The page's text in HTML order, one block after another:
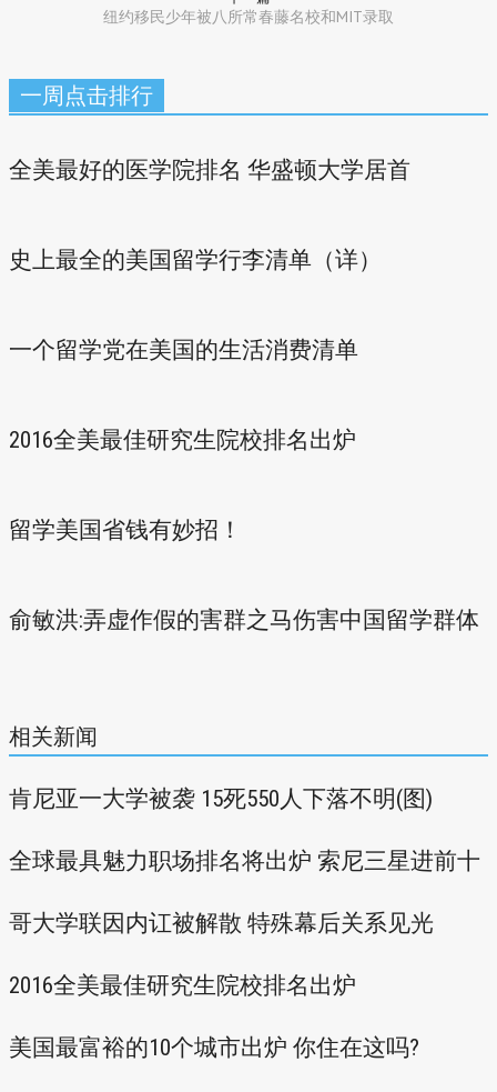
纽约移民少年被八所常春藤名校和MIT录取
一周点击排行
全美最好的医学院排名 华盛顿大学居首
史上最全的美国留学行李清单（详）
一个留学党在美国的生活消费清单
2016全美最佳研究生院校排名出炉
留学美国省钱有妙招！
俞敏洪:弄虚作假的害群之马伤害中国留学群体
相关新闻
肯尼亚一大学被袭 15死550人下落不明(图)
全球最具魅力职场排名将出炉 索尼三星进前十
哥大学联因内讧被解散 特殊幕后关系见光
2016全美最佳研究生院校排名出炉
美国最富裕的10个城市出炉 你住在这吗?